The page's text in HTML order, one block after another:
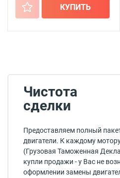
+ КУПИТЬ
Чистота
сделки
Предоставляем полный
двигатели. К каждому
(Грузовая Таможенная
купли продажи - у Вас не
оформлении замены